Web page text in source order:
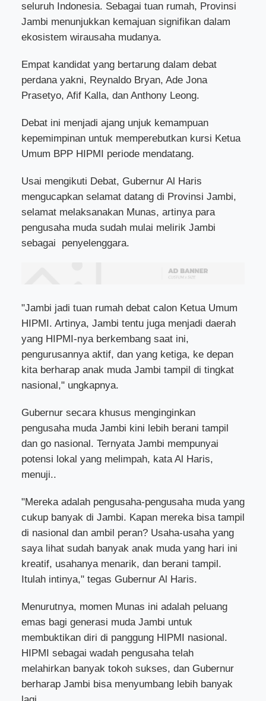
seluruh Indonesia. Sebagai tuan rumah, Provinsi
Jambi menunjukkan kemajuan signifikan dalam
ekosistem wirausaha mudanya.
Empat kandidat yang bertarung dalam debat
perdana yakni, Reynaldo Bryan, Ade Jona
Prasetyo, Afif Kalla, dan Anthony Leong.
Debat ini menjadi ajang unjuk kemampuan
kepemimpinan untuk memperebutkan kursi Ketua
Umum BPP HIPMI periode mendatang.
Usai mengikuti Debat, Gubernur Al Haris
mengucapkan selamat datang di Provinsi Jambi,
selamat melaksanakan Munas, artinya para
pengusaha muda sudah mulai melirik Jambi
sebagai penyelenggara.
"Jambi jadi tuan rumah debat calon Ketua Umum
HIPMI. Artinya, Jambi tentu juga menjadi daerah
yang HIPMI-nya berkembang saat ini,
pengurusannya aktif, dan yang ketiga, ke depan
kita berharap anak muda Jambi tampil di tingkat
nasional," ungkapnya.
Gubernur secara khusus menginginkan
pengusaha muda Jambi kini lebih berani tampil
dan go nasional. Ternyata Jambi mempunyai
potensi lokal yang melimpah, kata Al Haris,
menuji..
"Mereka adalah pengusaha-pengusaha muda yang
cukup banyak di Jambi. Kapan mereka bisa tampil
di nasional dan ambil peran? Usaha-usaha yang
saya lihat sudah banyak anak muda yang hari ini
kreatif, usahanya menarik, dan berani tampil.
Itulah intinya," tegas Gubernur Al Haris.
Menurutnya, momen Munas ini adalah peluang
emas bagi generasi muda Jambi untuk
membuktikan diri di panggung HIPMI nasional.
HIPMI sebagai wadah pengusaha telah
melahirkan banyak tokoh sukses, dan Gubernur
berharap Jambi bisa menyumbang lebih banyak